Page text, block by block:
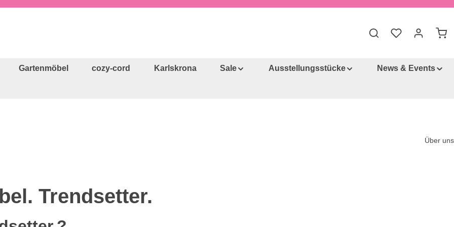
Du hast 0
Gartenmöbel cozy-cord Karlskrona Sale Ausstellungsstücke News & Events
Über uns
Trendsetter.